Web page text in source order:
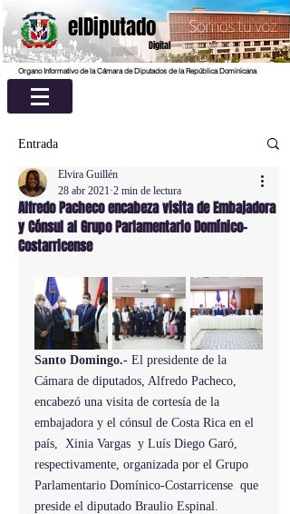
elDiputado
Digital
Organo Informativo de la Cámara de Diputados de la República Dominicana
Entrada
Alfredo Pacheco encabeza visita de Embajadora
y Cónsul al Grupo Parlamentario Domínico-
Costarricense
Elvira Guillén
28 abr 2021 2 min de lectura
Santo Domingo.- El presidente de la
Cámara de diputados, Alfredo Pacheco,
encabezó una visita de cortesía de la
embajadora y el cónsul de Costa Rica en el
país,  Xinia Vargas  y Luís Diego Garó,
respectivamente, organizada por el Grupo
Parlamentario Domínico-Costarricense  que
preside el diputado Braulio Espinal.